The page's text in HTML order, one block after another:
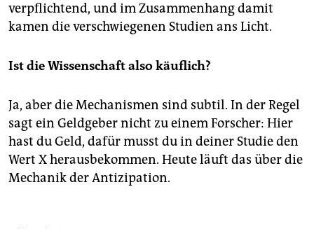
verpflichtend, und im Zusammenhang damit
kamen die verschwiegenen Studien ans Licht.
Ist die Wissenschaft also käuflich?
Ja, aber die Mechanismen sind subtil. In der Regel
sagt ein Geldgeber nicht zu einem Forscher: Hier
hast du Geld, dafür musst du in deiner Studie den
Wert X herausbekommen. Heute läuft das über die
Mechanik der Antizipation.